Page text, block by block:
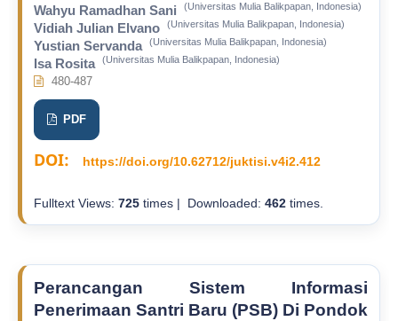
Wahyu Ramadhan Sani (Universitas Mulia Balikpapan, Indonesia)
Vidiah Julian Elvano (Universitas Mulia Balikpapan, Indonesia)
Yustian Servanda (Universitas Mulia Balikpapan, Indonesia)
Isa Rosita (Universitas Mulia Balikpapan, Indonesia)
480-487
PDF
DOI: https://doi.org/10.62712/juktisi.v4i2.412
Fulltext Views: 725times | Downloaded: 462times.
Perancangan Sistem Informasi
Penerimaan Santri Baru (PSB) Di Pondok